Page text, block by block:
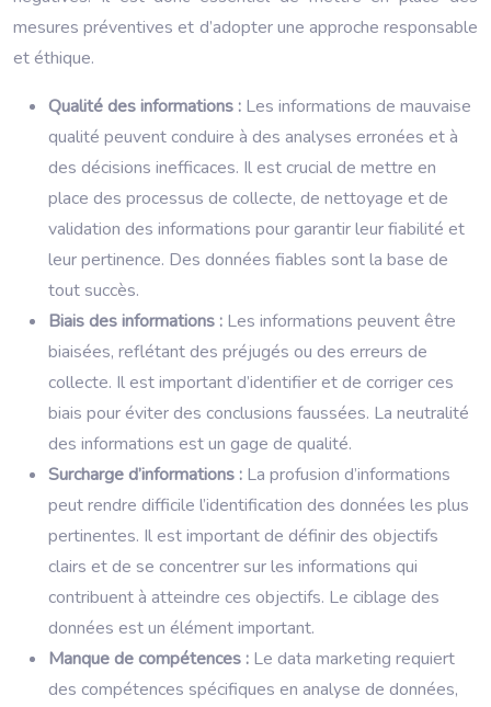
mesures préventives et d’adopter une approche responsable
et éthique.
Qualité des informations : Les informations de mauvaise
qualité peuvent conduire à des analyses erronées et à
des décisions inefficaces. Il est crucial de mettre en
place des processus de collecte, de nettoyage et de
validation des informations pour garantir leur fiabilité et
leur pertinence. Des données fiables sont la base de
tout succès.
Biais des informations : Les informations peuvent être
biaisées, reflétant des préjugés ou des erreurs de
collecte. Il est important d’identifier et de corriger ces
biais pour éviter des conclusions faussées. La neutralité
des informations est un gage de qualité.
Surcharge d’informations : La profusion d’informations
peut rendre difficile l’identification des données les plus
pertinentes. Il est important de définir des objectifs
clairs et de se concentrer sur les informations qui
contribuent à atteindre ces objectifs. Le ciblage des
données est un élément important.
Manque de compétences : Le data marketing requiert
des compétences spécifiques en analyse de données,